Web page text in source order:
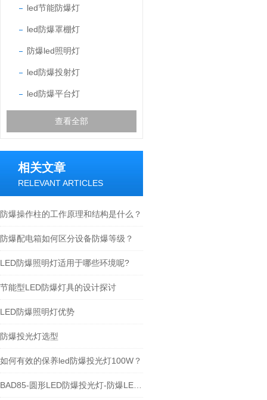
led节能防爆灯
led防爆罩棚灯
防爆led照明灯
led防爆投射灯
led防爆平台灯
查看全部
相关文章
RELEVANT ARTICLES
防爆操作柱的工作原理和结构是什么？
防爆配电箱如何区分设备防爆等级？
LED防爆照明灯适用于哪些环境呢?
节能型LED防爆灯具的设计探讨
LED防爆照明灯优势
防爆投光灯选型
如何有效的保养led防爆投光灯100W？